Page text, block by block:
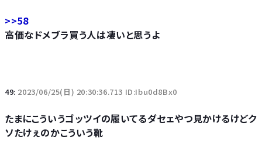
>>58
高価なドメブラ買う人は凄いと思うよ
49: 2023/06/25(日) 20:30:36.713 ID:Ibu0d8Bx0
たまにこういうゴッツイの履いてるダセェやつ見かけるけどク
ソたけぇのかこういう靴